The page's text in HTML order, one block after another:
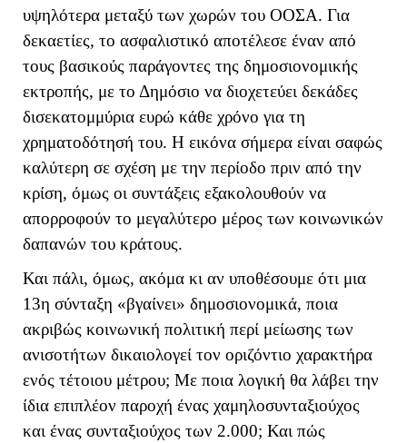
υψηλότερα μεταξύ των χωρών του ΟΟΣΑ. Για
δεκαετίες, το ασφαλιστικό αποτέλεσε έναν από
τους βασικούς παράγοντες της δημοσιονομικής
εκτροπής, με το Δημόσιο να διοχετεύει δεκάδες
δισεκατομμύρια ευρώ κάθε χρόνο για τη
χρηματοδότησή του. Η εικόνα σήμερα είναι σαφώς
καλύτερη σε σχέση με την περίοδο πριν από την
κρίση, όμως οι συντάξεις εξακολουθούν να
απορροφούν το μεγαλύτερο μέρος των κοινωνικών
δαπανών του κράτους.
Και πάλι, όμως, ακόμα κι αν υποθέσουμε ότι μια
13η σύνταξη «βγαίνει» δημοσιονομικά, ποια
ακριβώς κοινωνική πολιτική περί μείωσης των
ανισοτήτων δικαιολογεί τον οριζόντιο χαρακτήρα
ενός τέτοιου μέτρου; Με ποια λογική θα λάβει την
ίδια επιπλέον παροχή ένας χαμηλοσυνταξιούχος
και ένας συνταξιούχος των 2.000; Και πώς